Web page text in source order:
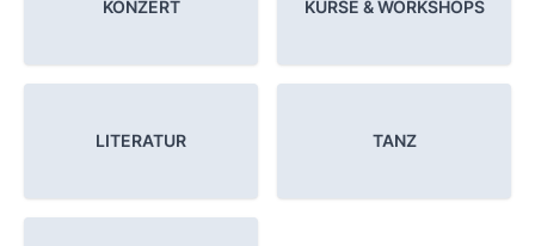
KONZERT KURSE & WORKSHOPS
LITERATUR TANZ